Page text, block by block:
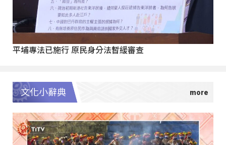
平埔專法已施行 原民身分法暫緩審查
文化小辭典